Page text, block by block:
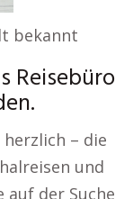
bekannt
Reisebüro
– die
und
auf der Suche